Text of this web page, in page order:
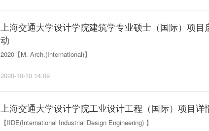
上海交通大学设计学院建筑学专业硕士（国际）项目
动
2020【M. Arch.(International)】
2020-10-10 14:09
上海交通大学设计学院工业设计工程（国际）项目详
【IIDE(International Industrial Design Engineering) 】